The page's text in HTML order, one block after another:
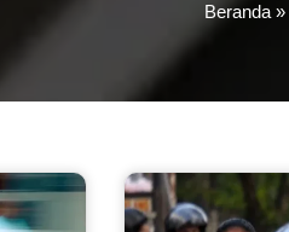
Beranda »